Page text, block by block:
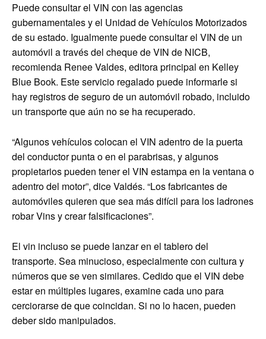
Puede consultar el VIN con las agencias
gubernamentales y el Unidad de Vehículos Motorizados
de su estado. Igualmente puede consultar el VIN de un
automóvil a través del cheque de VIN de NICB,
recomienda Renee Valdes, editora principal en Kelley
Blue Book. Este servicio regalado puede informarle si
hay registros de seguro de un automóvil robado, incluido
un transporte que aún no se ha recuperado.
“Algunos vehículos colocan el VIN adentro de la puerta
del conductor punta o en el parabrisas, y algunos
propietarios pueden tener el VIN estampa en la ventana o
adentro del motor”, dice Valdés. “Los fabricantes de
automóviles quieren que sea más difícil para los ladrones
robar Vins y crear falsificaciones”.
El vin incluso se puede lanzar en el tablero del
transporte. Sea minucioso, especialmente con cultura y
números que se ven similares. Cedido que el VIN debe
estar en múltiples lugares, examine cada uno para
cerciorarse de que coincidan. Si no lo hacen, pueden
deber sido manipulados.